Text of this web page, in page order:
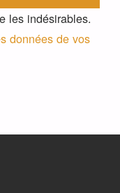
les indésirables.
données de vos